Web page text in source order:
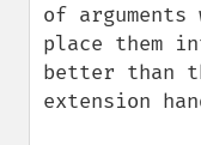
of
place them
better than
extension